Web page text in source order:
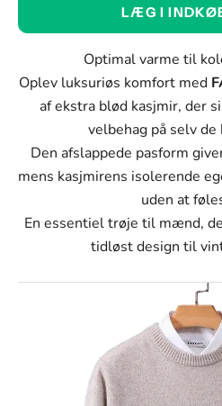
Sort
Mørkeblå
Rød
Kamel
Abrikos
Fluorescerende blå
Størrelse:
LÆG I
Optimal varme til
Oplev luksuriøs komfort med
af ekstra blød kasjmir, der
velbehag på selv
Den afslappede pasform
mens kasjmirens isolerende
uden at
En essentiel trøje til mænd,
tidløst design til